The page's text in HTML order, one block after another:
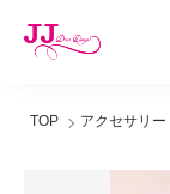
TOP アクセサリー